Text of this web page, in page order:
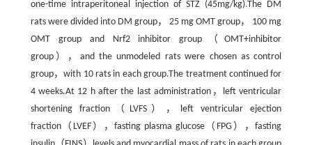
one-time intraperitoneal injection of STZ (45mg/kg).The DM
rats were divided into DM group， 25 mg OMT group， 100 mg
OMT group and Nrf2 inhibitor group（OMT+inhibitor
group），and the unmodeled rats were chosen as control
group，with 10 rats in each group.The treatment continued for
4 weeks.At 12 h after the last administration，left ventricular
shortening fraction（LVFS），left ventricular ejection
fraction（LVEF），fasting plasma glucose（FPG），fasting